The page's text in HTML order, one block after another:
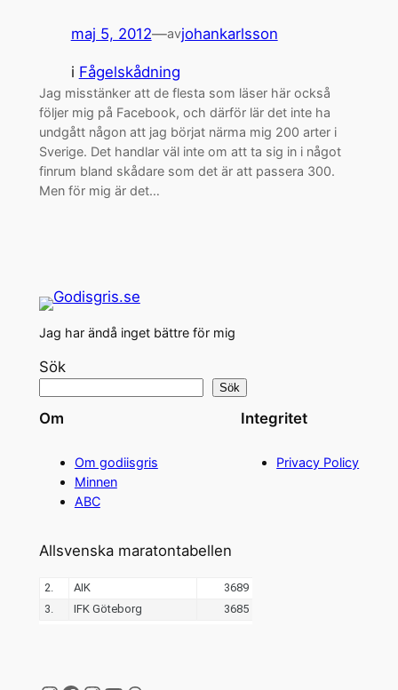
maj 5, 2012—avjohankarlsson
i Fågelskådning
Jag misstänker att de flesta som läser här också
följer mig på Facebook, och därför lär det inte ha
undgått någon att jag börjat närma mig 200 arter i
Sverige. Det handlar väl inte om att ta sig in i något
finrum bland skådare som det är att passera 300.
Men för mig är det…
Jag har ändå inget bättre för mig
Sök
Sök
Om
Om godiisgris
Minnen
ABC
Integritet
Privacy Policy
Allsvenska maratontabellen